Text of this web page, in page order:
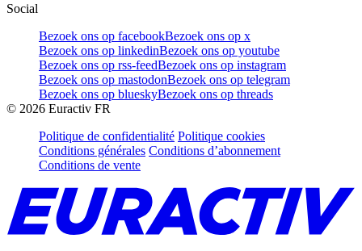
Social
Bezoek ons op facebookBezoek ons op x
Bezoek ons op linkedinBezoek ons op youtube
Bezoek ons op rss-feedBezoek ons op instagram
Bezoek ons op mastodonBezoek ons op telegram
Bezoek ons op blueskyBezoek ons op threads
© 2026 Euractiv FR
Politique de confidentialité Politique cookies
Conditions générales Conditions d’abonnement
Conditions de vente